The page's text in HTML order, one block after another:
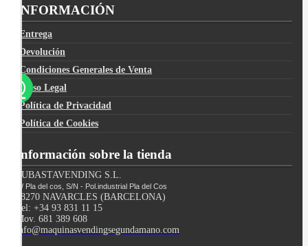
INFORMACIÓN
Entrega
Devolución
Condiciones Generales de Venta
Avíso Legal
Política de Privacidad
Política de Cookies
Información sobre la tienda
SUBASTAVENDING S.L.
C/ Pla del cos, S/N - Pol.industrial Pla del Cos
08270 NAVARCLES (BARCELONA)
Tel: +34 93 831 11 15
Mov. 681 389 608
info@maquinasvendingsegundamano.com